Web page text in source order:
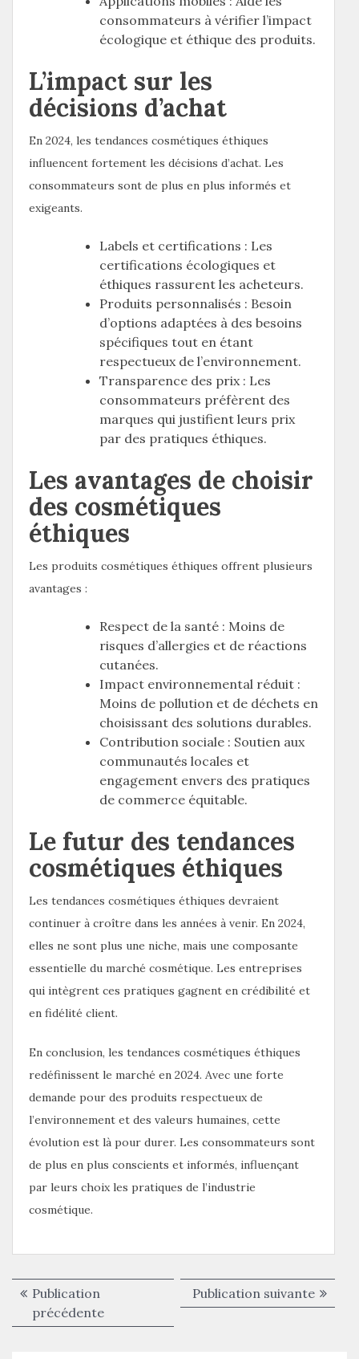
consommateurs à vérifier l’impact
écologique et éthique des produits.
L’impact sur les
décisions d’achat
En 2024, les tendances cosmétiques éthiques
influencent fortement les décisions d’achat. Les
consommateurs sont de plus en plus informés et
exigeants.
Labels et certifications : Les
certifications écologiques et
éthiques rassurent les acheteurs.
Produits personnalisés : Besoin
d’options adaptées à des besoins
spécifiques tout en étant
respectueux de l’environnement.
Transparence des prix : Les
consommateurs préfèrent des
marques qui justifient leurs prix
par des pratiques éthiques.
Les avantages de choisir
des cosmétiques
éthiques
Les produits cosmétiques éthiques offrent plusieurs
avantages :
Respect de la santé : Moins de
risques d’allergies et de réactions
cutanées.
Impact environnemental réduit :
Moins de pollution et de déchets en
choisissant des solutions durables.
Contribution sociale : Soutien aux
communautés locales et
engagement envers des pratiques
de commerce équitable.
Le futur des tendances
cosmétiques éthiques
Les tendances cosmétiques éthiques devraient
continuer à croître dans les années à venir. En 2024,
elles ne sont plus une niche, mais une composante
essentielle du marché cosmétique. Les entreprises
qui intègrent ces pratiques gagnent en crédibilité et
en fidélité client.
En conclusion, les tendances cosmétiques éthiques
redéfinissent le marché en 2024. Avec une forte
demande pour des produits respectueux de
l’environnement et des valeurs humaines, cette
évolution est là pour durer. Les consommateurs sont
de plus en plus conscients et informés, influençant
par leurs choix les pratiques de l’industrie
cosmétique.
Navigation
de
Publication
précédentePublication
précédente :
Publication suivante